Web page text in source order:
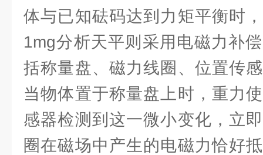
体与已知砝码达到力矩平衡时
1mg分析天平则采用电磁力补
括称量盘、磁力线圈、位置传
当物体置于称量盘上时，重力
感器检测到这一微小变化，立
圈在磁场中产生的电磁力恰好